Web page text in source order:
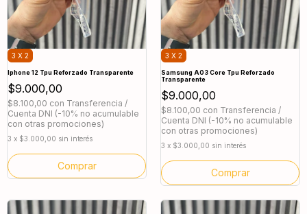
3 X 2
Iphone 12 Tpu Reforzado Transparente
$9.000,00
$8.100,00 con Transferencia /
Cuenta DNI (-10% no acumulable
con otras promociones)
3 x $3.000,00 sin interés
3 X 2
Samsung A03 Core Tpu Reforzado
Transparente
$9.000,00
$8.100,00 con Transferencia /
Cuenta DNI (-10% no acumulable
con otras promociones)
3 x $3.000,00 sin interés